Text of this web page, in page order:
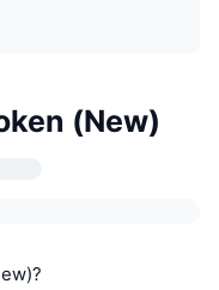
(New)